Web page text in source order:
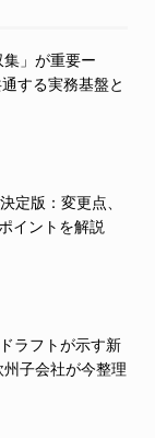
」が重要ー
する実務基盤と
定版：変更点、
イントを解説
ラフトが示す新
子会社が今整理